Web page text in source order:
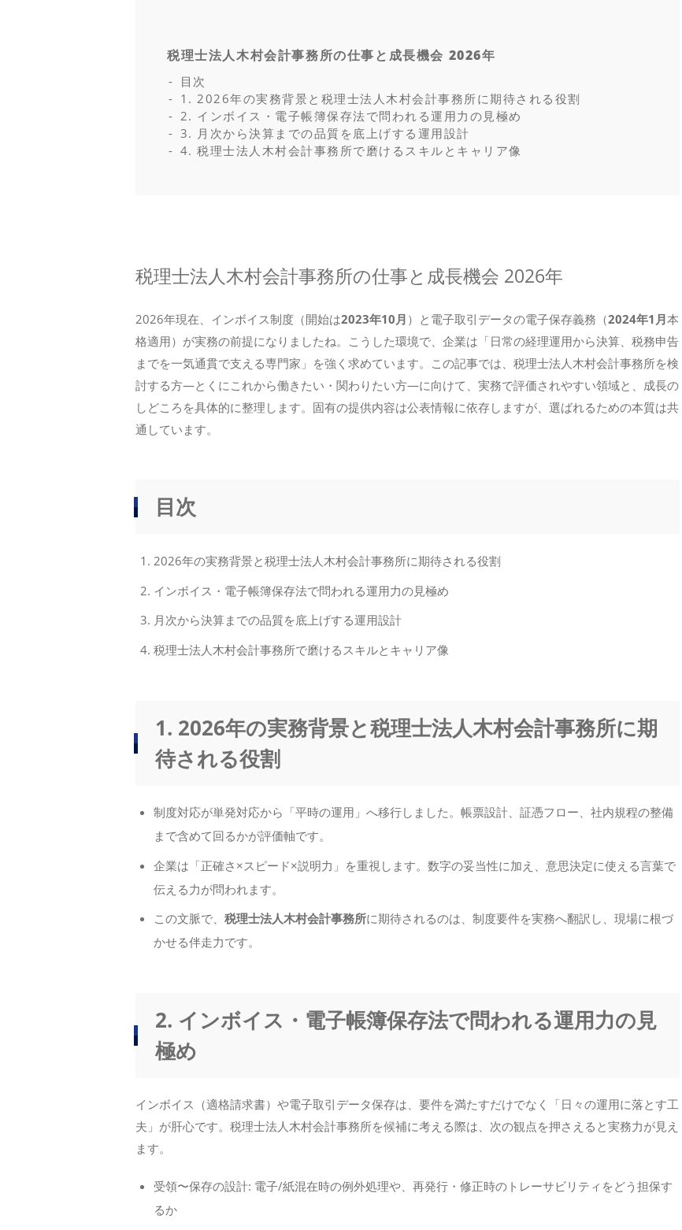
税理士法人木村会計事務所の仕事と成長機会 2026年
目次
1. 2026年の実務背景と税理士法人木村会計事務所に期待される役割
2. インボイス・電子帳簿保存法で問われる運用力の見極め
3. 月次から決算までの品質を底上げする運用設計
4. 税理士法人木村会計事務所で磨けるスキルとキャリア像
税理士法人木村会計事務所の仕事と成長機会 2026年
2026年現在、インボイス制度（開始は2023年10月 ）と電子取引データの電子保存義務（2024年1月本
格適用）が実務の前提になりましたね。こうした環境で、企業は「日常の経理運用から決算、税務申告
までを一気通貫で支える専門家」を強く求めています。この記事では、税理士法人木村会計事務所を検
討する方—とくにこれから働きたい・関わりたい方—に向けて、実務で評価されやすい領域と、成長の
しどころを具体的に整理します。固有の提供内容は公表情報に依存しますが、選ばれるための本質は共
通しています。
目次
2026年の実務背景と税理士法人木村会計事務所に期待される役割
インボイス・電子帳簿保存法で問われる運用力の見極め
月次から決算までの品質を底上げする運用設計
税理士法人木村会計事務所で磨けるスキルとキャリア像
1. 2026年の実務背景と税理士法人木村会計事務所に期
待される役割
制度対応が単発対応から「平時の運用」へ移行しました。帳票設計、証憑フロー、社内規程の整備
まで含めて回るかが評価軸です。
企業は「正確さ×スピード×説明力」を重視します。数字の妥当性に加え、意思決定に使える言葉で
伝える力が問われます。
この文脈で、 税理士法人木村会計事務所に期待されるのは、制度要件を実務へ翻訳し、現場に根づ
かせる伴走力です。
2. インボイス・電子帳簿保存法で問われる運用力の見
極め
インボイス（適格請求書）や電子取引データ保存は、要件を満たすだけでなく「日々の運用に落とす工
夫」が肝心です。税理士法人木村会計事務所を候補に考える際は、次の観点を押さえると実務力が見え
ます。
受領〜保存の設計: 電子/紙混在時の例外処理や、再発行・修正時のトレーサビリティをどう担保す
るか